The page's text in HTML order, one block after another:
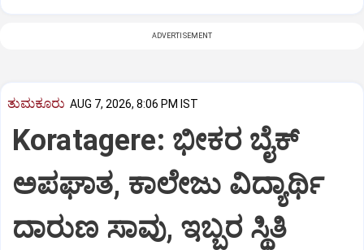
ADVERTISEMENT
ತುಮಕೂರು AUG 7, 2026, 8:06 PM IST
Koratagere: ಭೀಕರ ಬೈಕ್
ಅಪಘಾತ, ಕಾಲೇಜು ವಿದ್ಯಾರ್ಥಿ
ದಾರುಣ ಸಾವು, ಇಬ್ಬರ ಸ್ಥಿತಿ